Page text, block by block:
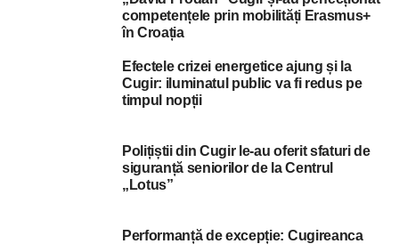
competențele prin mobilități Erasmus+
în Croația
Efectele crizei energetice ajung și la
Cugir: iluminatul public va fi redus pe
timpul nopții
Polițiștii din Cugir le-au oferit sfaturi de
siguranță seniorilor de la Centrul
„Lotus”
Performanță de excepție: Cugireanca